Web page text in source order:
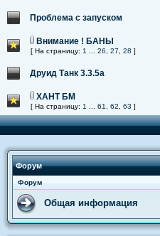
Проблема с запуском
Внимание ! БАНЫ
[ На страницу: 1 26 27 28 ]
Друид Танк 3.3.5a
ХАНТ БМ
[ На страницу: 1 61 62 63 ]
Форум
Форум
Общая информация